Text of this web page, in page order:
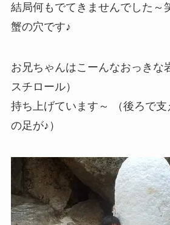
結局何もでてきませんでした
蟹の穴です♪
お兄ちゃんはこーんなおっきな
スチロール）
持ち上げています～ （後ろで
の足が♪）